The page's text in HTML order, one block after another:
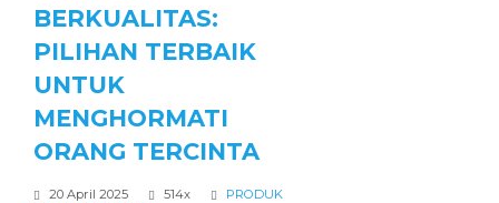
BERKUALITAS:
PILIHAN TERBAIK
UNTUK
MENGHORMATI
ORANG TERCINTA
20 April 2025 514x
PRODUK